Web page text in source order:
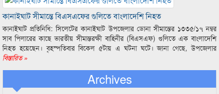
কানাইঘাট সীমান্তে বিএসএফের গুলিতে বাংলাদেশি নিহত
কানাইঘাট প্রতিনিধি: সিলেটের কানাইঘাট উপজেলার ডোনা সীমান্তের ১৩৩৫/১৭ নম্বর
সাব পিলারের কাছে ভারতীয় সীমান্তরক্ষী বাহিনীর (বিএসএফ) গুলিতে এক বাংলাদেশি
নিহত হয়েছেন। বৃহস্পতিবার বিকেল ৫টায় এ ঘটনা ঘটে। জানা গেছে, উপজেলার
বিস্তারিত »
Archives